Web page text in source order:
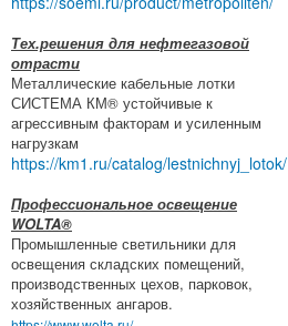
Тех.решения для нефтегазовой
отрасти
Металлические кабельные лотки
СИСТЕМА КМ® устойчивые к
агрессивным факторам и усиленным
нагрузкам
https://km1.ru/catalog/lestnichnyj_lotok/
Профессиональное освещение
WOLTA®
Промышленные светильники для
освещения складских помещений,
производственных цехов, парковок,
хозяйственных ангаров.